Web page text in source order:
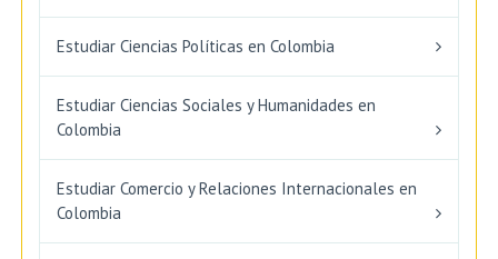
Estudiar Ciencias Políticas en Colombia
Estudiar Ciencias Sociales y Humanidades en
Colombia
Estudiar Comercio y Relaciones Internacionales en
Colombia